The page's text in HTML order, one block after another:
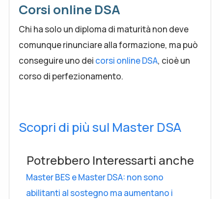
Corsi online DSA
Chi ha solo un diploma di maturità non deve
comunque rinunciare alla formazione, ma può
conseguire uno dei corsi online DSA, cioè un
corso di perfezionamento.
Scopri di più sul Master DSA
Potrebbero Interessarti anche
Master BES e Master DSA: non sono
abilitanti al sostegno ma aumentano i